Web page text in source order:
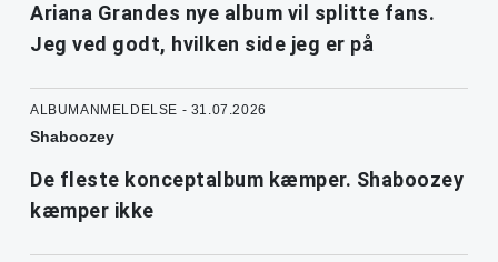
Ariana Grandes nye album vil splitte fans.
Jeg ved godt, hvilken side jeg er på
ALBUMANMELDELSE - 31.07.2026
Shaboozey
De fleste konceptalbum kæmper. Shaboozey
kæmper ikke